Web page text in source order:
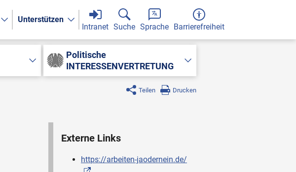
Unterstützen
Intranet Suche Sprache Barrierefreiheit
Politische
INTERESSENVERTRETUNG
Teilen Drucken
Externe Links
https://arbeiten-jaodernein.de/